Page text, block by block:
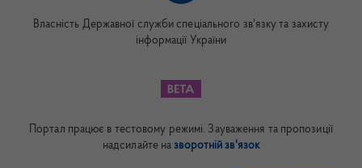
Власність Державної служби спеціального зв'язку та захисту
інформації України
Портал працює в тестовому режимі. Зауваження та пропозиції
надсилайте назворотній зв'язок